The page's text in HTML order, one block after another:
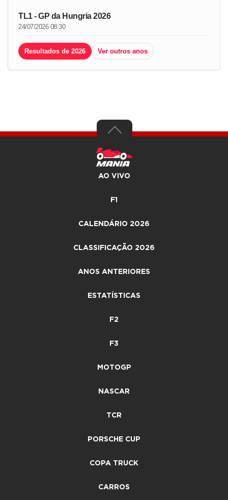
TL1 - GP da Hungria 2026
24/07/2026 08:30
Resultados de 2026 Ver outros anos
AO VIVO
F1
CALENDÁRIO 2026
CLASSIFICAÇÃO 2026
ANOS ANTERIORES
ESTATÍSTICAS
F2
F3
MOTOGP
NASCAR
TCR
PORSCHE CUP
COPA TRUCK
CARROS